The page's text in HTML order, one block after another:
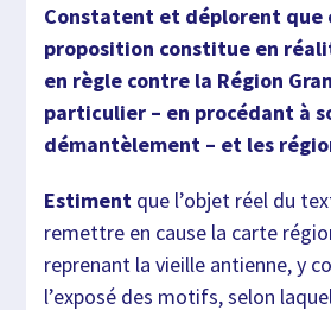
Constatent et déplorent que
proposition constitue en
en règle contre la Région
particulier – en procédant à
démantèlement – et les
Estiment que l’objet réel du
remettre en cause la carte
reprenant la vieille antienne, y
l’exposé des motifs, selon